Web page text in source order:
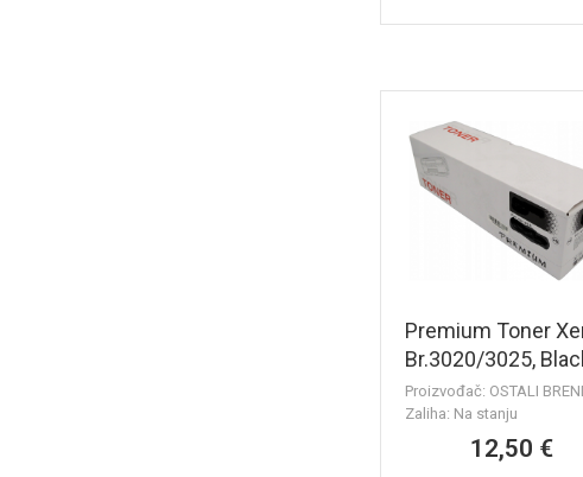
Premium Toner
Br.3020/3025,
(1500 str.) - za
Phaser 3020/3025
Proizvođač: OSTALI
Zaliha: Na stanju
12,50 €